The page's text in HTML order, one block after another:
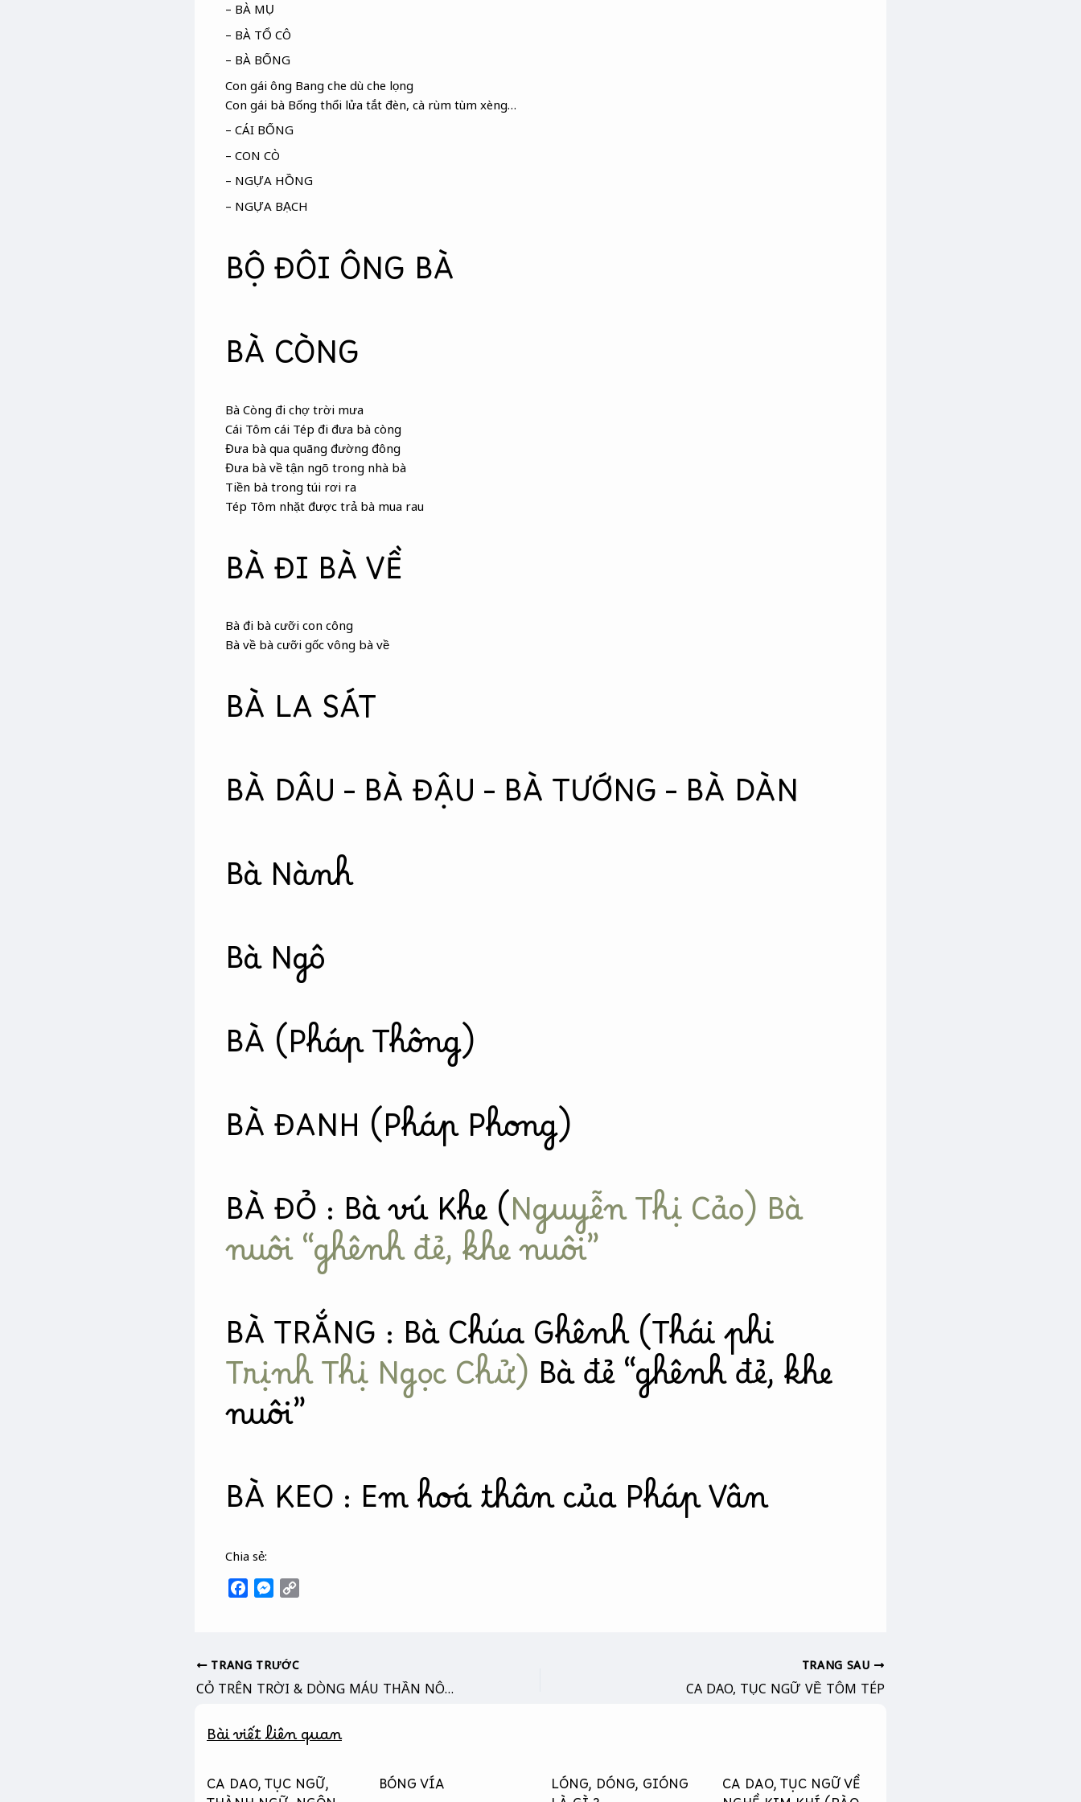
– BÀ MỤ
– BÀ TỔ CÔ
– BÀ BỐNG
Con gái ông Bang che dù che lọng
Con gái bà Bống thổi lửa tắt đèn, cà rùm tùm xèng…
– CÁI BỐNG
– CON CÒ
– NGỰA HỒNG
– NGỰA BẠCH
BỘ ĐÔI ÔNG BÀ
BÀ CÒNG
Bà Còng đi chợ trời mưa
Cái Tôm cái Tép đi đưa bà còng
Đưa bà qua quãng đường đông
Đưa bà về tận ngõ trong nhà bà
Tiền bà trong túi rơi ra
Tép Tôm nhặt được trả bà mua rau
BÀ ĐI BÀ VỀ
Bà đi bà cưỡi con công
Bà về bà cưỡi gốc vông bà về
BÀ LA SÁT
BÀ DÂU – BÀ ĐẬU – BÀ TƯỚNG – BÀ DÀN
Bà Nành
Bà Ngô
BÀ (Pháp Thông)
BÀ ĐANH (Pháp Phong)
BÀ ĐỎ : Bà vú Khe (Nguyễn Thị Cảo) Bà
nuôi “ghênh đẻ, khe nuôi”
BÀ TRẮNG : Bà Chúa Ghênh (Thái phi
Trịnh Thị Ngọc Chử) Bà đẻ “ghênh đẻ, khe
nuôi”
BÀ KEO : Em hoá thân của Pháp Vân
Chia sẻ:
b
o
k
M
e
n
e
r
L
i
TRANG TRƯỚC
CỎ TRÊN TRỜI & DÒNG MÁU THẦN NÔNG
TRANG SAU
CA DAO, TỤC NGỮ VỀ TÔM TÉP
Bài viết liên quan
CA DAO, TỤC NGỮ, BÓNG VÍA LÓNG, DÓNG, GIÓNG CA DAO, TỤC NGỮ VỀ